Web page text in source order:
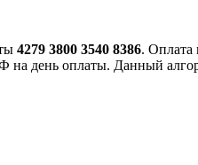
4279 3800 3540 8386. Оплата
на день оплаты. Данный